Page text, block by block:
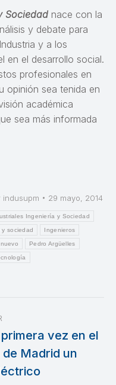
Sociedad nace con la
y debate para
y a los
en el desarrollo social.
profesionales en
opinión sea tenida en
académica
sea más informada
indusupm
29 mayo, 2014
Ingeniería y Sociedad
sociedad Ingenieros
Pedro Argüelles
vez en el
Madrid un